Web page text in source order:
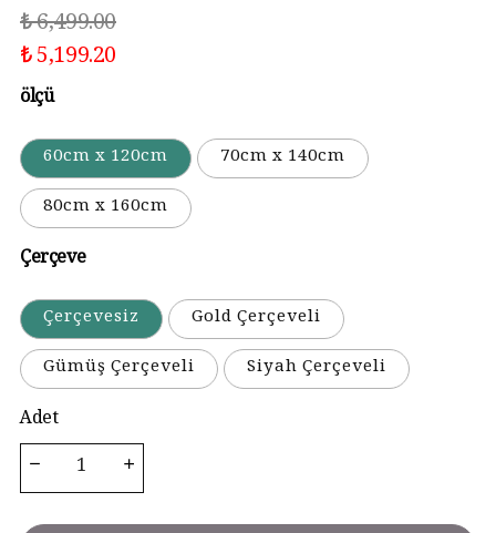
₺ 6,499.00
₺ 5,199.20
ölçü
60cm x 120cm
70cm x 140cm
80cm x 160cm
Çerçeve
Çerçevesiz
Gold Çerçeveli
Gümüş Çerçeveli
Siyah Çerçeveli
Adet